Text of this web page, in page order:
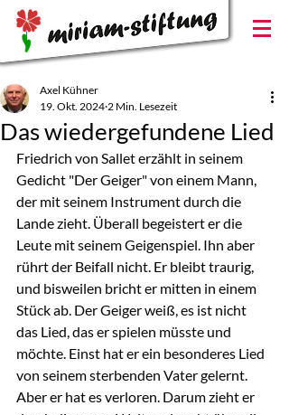
Das wiedergefundene Lied
Axel Kühner
19. Okt. 2024 2 Min. Lesezeit
Friedrich von Sallet erzählt in seinem
Gedicht "Der Geiger" von einem Mann,
der mit seinem Instrument durch die
Lande zieht. Überall begeistert er die
Leute mit seinem Geigenspiel. Ihn aber
rührt der Beifall nicht. Er bleibt traurig,
und bisweilen bricht er mitten in einem
Stück ab. Der Geiger weiß, es ist nicht
das Lied, das er spielen müsste und
möchte. Einst hat er ein besonderes Lied
von seinem sterbenden Vater gelernt.
Aber er hat es verloren. Darum zieht er